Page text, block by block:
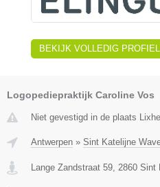
BEKIJK VOLLEDIG PROFIEL
Logopediepraktijk Caroline Vos
Niet gevestigd in de plaats
Antwerpen » Sint Katelijne
Lange Zandstraat 59, 2860 Sint